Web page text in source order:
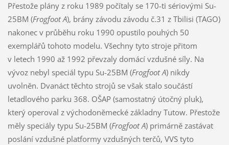
Přestože plány z roku 1989 počítaly se 170-ti sériovými Su-
25BM (Frogfoot A), brány závodu závodu č.31 z Tbilisi (TAGO)
nakonec v průběhu roku 1990 opustilo pouhých 50
exemplářů tohoto modelu. Všechny tyto stroje přitom
v letech 1990 až 1992 převzaly domácí vzdušné síly. Na
vývoz nebyl speciál typu Su-25BM (Frogfoot A) nikdy
uvolněn. Dvanáct těchto strojů se však stalo součástí
letadlového parku 368. OŠAP (samostatný útočný pluk),
který operoval z východoněmecké základny Tutow. Přestože
měly speciály typu Su-25BM (Frogfoot A) primárně zastávat
poslání vzdušné platformy vzdušných terčů, VVS tyto